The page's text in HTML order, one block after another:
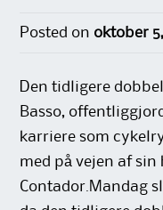
Posted on oktober
Den tidligere
Basso,
karriere som
med på vejen af
Contador.Mandag